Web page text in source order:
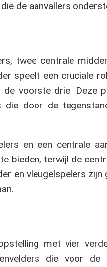
de aanvallers
twee centrale
speelt een cruciale
voorste drie. Deze
door de
en een centrale
bieden, terwijl de
en vleugelspelers
met vier
die voor de